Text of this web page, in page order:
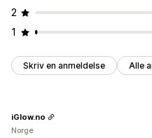
2
1
Skriv en anmeldelse Alle
iGlow.no
Norge